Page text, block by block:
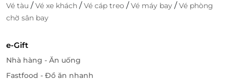
Vé tàu /Vé xe khách /Vé cáp treo /Vé máy bay /Vé phòng
chờ sân bay
e-Gift
Nhà hàng - Ăn uống
Fastfood - Đồ ăn nhanh